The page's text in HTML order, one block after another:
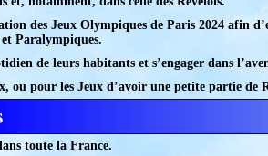
des Jeux Olympiques de Paris 2024 afin
Paralympiques.
de leurs habitants et s’engager dans
ou pour les Jeux d’avoir une petite partie de
toute la France.